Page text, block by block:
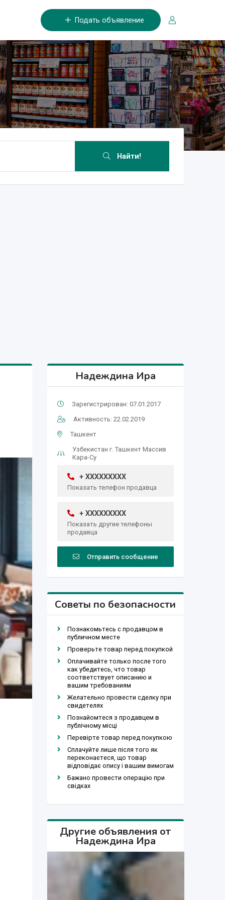
Подать объявление
Найти!
Надеждина Ира
Зарегистрирован: 07.01.2017
Активность: 22.02.2019
Ташкент
Узбекистан г. Ташкент Массив
Кара-Су
+ XXXXXXXXX
Показать телефон продавца
+ XXXXXXXXX
Показать другие телефоны
продавца
Отправить сообщение
Советы по безопасности
Познакомьтесь с продавцом в
публичном месте
Проверьте товар перед покупкой
Оплачивайте только после того
как убедитесь, что товар
соответствует описанию и
вашим требованиям
Желательно провести сделку при
свидетелях
Познайомтеся з продавцем в
публічному місці
Перевірте товар перед покупкою
Сплачуйте лише після того як
переконаєтеся, що товар
відповідає опису і вашим вимогам
Бажано провести операцію при
свідках
Другие объявления от
Надеждина Ира